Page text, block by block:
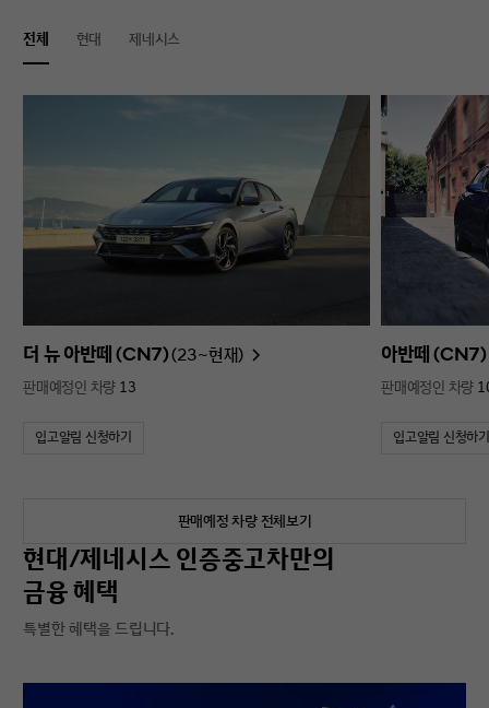
전체 현대 제네시스
더 뉴 아반떼 (CN7)(23~현재)
판매예정인 차량 13
입고알림 신청하기
아반떼 (CN7)
판매예정인 차량
입고알림 신청하기
판매예정 차량 전체보기
현대/제네시스 인증중고차만의
금융 혜택
특별한 혜택을 드립니다.